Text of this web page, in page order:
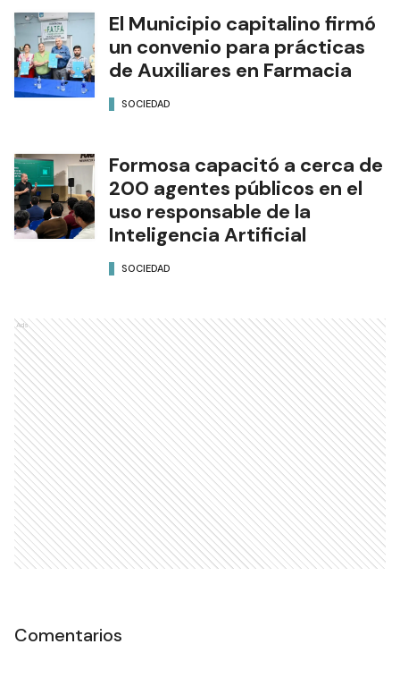
El Municipio capitalino firmó
un convenio para prácticas
de Auxiliares en Farmacia
SOCIEDAD
Formosa capacitó a cerca de
200 agentes públicos en el
uso responsable de la
Inteligencia Artificial
SOCIEDAD
Ads
Comentarios